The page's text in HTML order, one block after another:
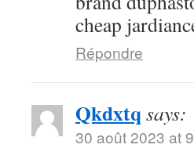
cheap
Répondre
Qkdxtq says:
30 août 2023 at